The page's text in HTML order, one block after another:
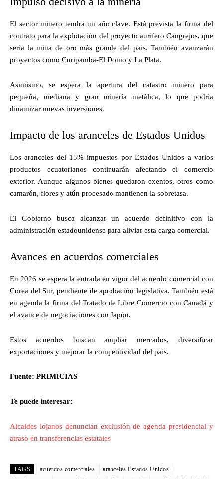
El sector minero tendrá un año clave. Está prevista la firma del
contrato para la explotación del proyecto aurífero Cangrejos, que
sería la mina de oro más grande del país. También avanzarán
proyectos como Curipamba-El Domo y La Plata.
Asimismo, se espera la apertura del catastro minero para
pequeña, mediana y gran minería metálica, lo que podría
dinamizar nuevas inversiones.
Impacto de los aranceles de Estados Unidos
Los aranceles del 15% impuestos por Estados Unidos a varios
productos ecuatorianos continuarán afectando el comercio
exterior. Aunque algunos bienes quedaron exentos, otros como
camarón, flores y atún procesado mantienen la sobretasa.
El Gobierno busca alcanzar un acuerdo definitivo con la
administración estadounidense para aliviar esta carga comercial.
Avances en acuerdos comerciales
En 2026 se espera la entrada en vigor del acuerdo comercial con
Corea del Sur, pendiente de aprobación legislativa. También está
en agenda la firma del Tratado de Libre Comercio con Canadá y
el avance de negociaciones con Japón.
Estos acuerdos buscan ampliar mercados, diversificar
exportaciones y mejorar la competitividad del país.
Fuente: PRIMICIAS
Te puede interesar:
Alcaldes lojanos denuncian exclusión de agenda presidencial y
atraso en transferencias estatales
TAGS acuerdos comerciales
aranceles Estados Unidos